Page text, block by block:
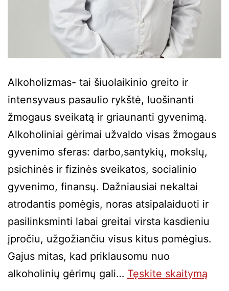
Alkoholizmas- tai šiuolaikinio greito ir
intensyvaus pasaulio rykštė, luošinanti
žmogaus sveikatą ir griaunanti gyvenimą.
Alkoholiniai gėrimai užvaldo visas žmogaus
gyvenimo sferas: darbo,santykių, mokslų,
psichinės ir fizinės sveikatos, socialinio
gyvenimo, finansų. Dažniausiai nekaltai
atrodantis pomėgis, noras atsipalaiduoti ir
pasilinksminti labai greitai virsta kasdieniu
įpročiu, užgožiančiu visus kitus pomėgius.
Gajus mitas, kad priklausomu nuo
alkoholinių gėrimų gali… Tęskite skaitymą